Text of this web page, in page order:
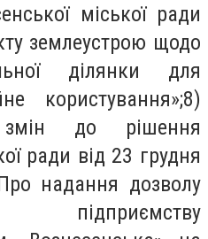
міської ради
землеустрою щодо
ділянки для
користування»;8)
до рішення
ради від 23 грудня
надання дозволу
підприємству